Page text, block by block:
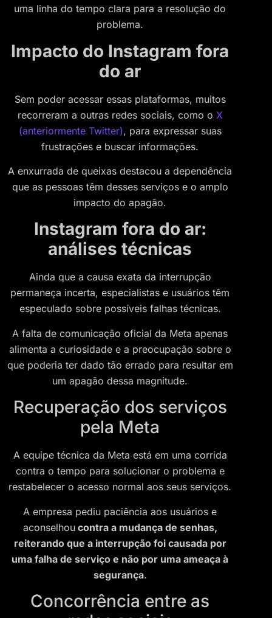
uma linha do tempo clara para a resolução do
problema.
Impacto do Instagram fora
do ar
Sem poder acessar essas plataformas, muitos
recorreram a outras redes sociais, como o X
(anteriormente Twitter), para expressar suas
frustrações e buscar informações.
A enxurrada de queixas destacou a dependência
que as pessoas têm desses serviços e o amplo
impacto do apagão.
Instagram fora do ar:
análises técnicas
Ainda que a causa exata da interrupção
permaneça incerta, especialistas e usuários têm
especulado sobre possíveis falhas técnicas.
A falta de comunicação oficial da Meta apenas
alimenta a curiosidade e a preocupação sobre o
que poderia ter dado tão errado para resultar em
um apagão dessa magnitude.
Recuperação dos serviços
pela Meta
A equipe técnica da Meta está em uma corrida
contra o tempo para solucionar o problema e
restabelecer o acesso normal aos seus serviços.
A empresa pediu paciência aos usuários e
aconselhoucontra a mudança de senhas,
reiterando que a interrupção foi causada por
uma falha de serviço e não por uma ameaça à
segurança.
Concorrência entre as